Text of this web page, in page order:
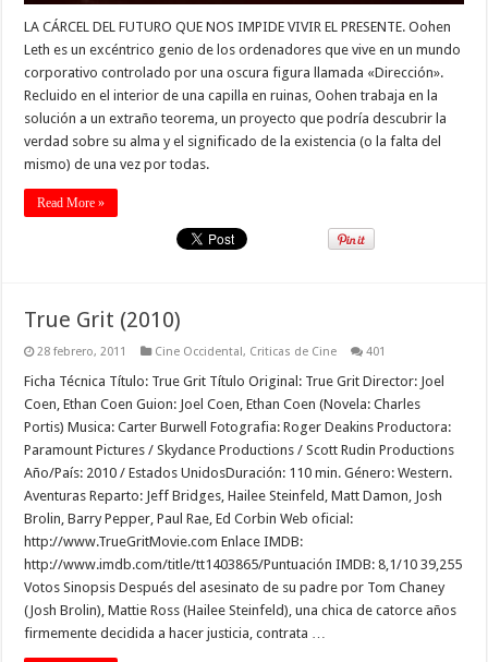
LA CÁRCEL DEL FUTURO QUE NOS IMPIDE VIVIR EL PRESENTE. Oohen
Leth es un excéntrico genio de los ordenadores que vive en un mundo
corporativo controlado por una oscura figura llamada «Dirección».
Recluido en el interior de una capilla en ruinas, Oohen trabaja en la
solución a un extraño teorema, un proyecto que podría descubrir la
verdad sobre su alma y el significado de la existencia (o la falta del
mismo) de una vez por todas.
Read More »
True Grit (2010)
28 febrero, 2011 Cine Occidental, Criticas de Cine 401
Ficha Técnica Título: True Grit Título Original: True Grit Director: Joel
Coen, Ethan Coen Guion: Joel Coen, Ethan Coen (Novela: Charles
Portis) Musica: Carter Burwell Fotografia: Roger Deakins Productora:
Paramount Pictures / Skydance Productions / Scott Rudin Productions
Año/País: 2010 / Estados UnidosDuración: 110 min. Género: Western.
Aventuras Reparto: Jeff Bridges, Hailee Steinfeld, Matt Damon, Josh
Brolin, Barry Pepper, Paul Rae, Ed Corbin Web oficial:
http://www.TrueGritMovie.com Enlace IMDB:
http://www.imdb.com/title/tt1403865/Puntuación IMDB: 8,1/10 39,255
Votos Sinopsis Después del asesinato de su padre por Tom Chaney
(Josh Brolin), Mattie Ross (Hailee Steinfeld), una chica de catorce años
firmemente decidida a hacer justicia, contrata …